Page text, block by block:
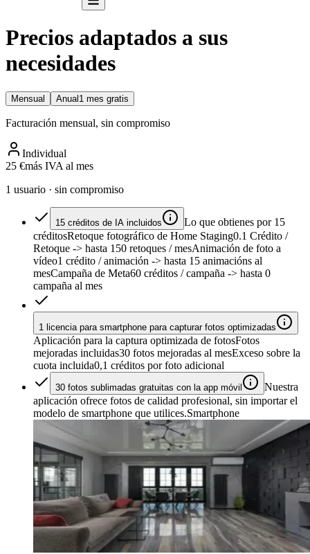
Precios adaptados a sus
necesidades
Mensual Anual 1 mes gratis
Facturación mensual, sin compromiso
Individual
25 €más IVA al mes
1 usuario · sin compromiso
15 créditos de IA incluidos
Lo que obtienes por 15
créditosRetoque fotográfico de Home Staging0.1 Crédito /
Retoque -> hasta 150 retoques / mesAnimación de foto a
vídeo1 crédito / animación -> hasta 15 animacións al
mesCampaña de Meta60 créditos / campaña -> hasta 0
campaña al mes
1 licencia para smartphone para capturar fotos optimizadas
Aplicación para la captura optimizada de fotosFotos
mejoradas incluidas30 fotos mejoradas al mesExceso sobre la
cuota incluida0,1 créditos por foto adicional
30 fotos sublimadas gratuitas con la app móvil
Nuestra
aplicación ofrece fotos de calidad profesional, sin importar el
modelo de smartphone que utilices.Smartphone